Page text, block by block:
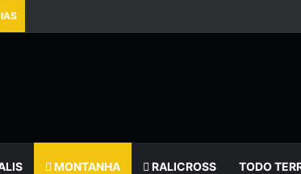
MONTANHA RALICROSS TODO